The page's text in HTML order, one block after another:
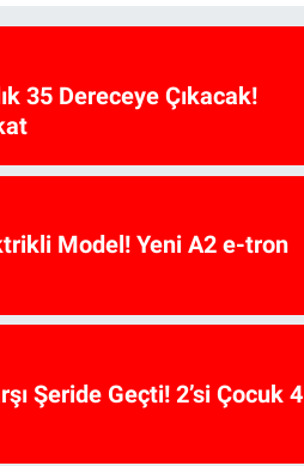
35 Dereceye Çıkacak!
Model! Yeni A2 e-tron
Şeride Geçti! 2’si Çocuk 4